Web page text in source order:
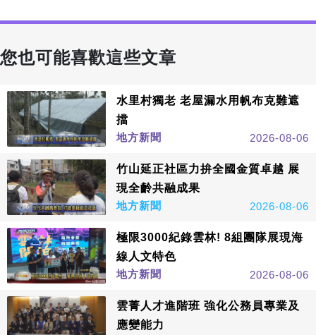
您也可能喜歡這些文章
水里村獨老 老屋漏水用帆布克難遮
擋
地方新聞
2026-08-06
竹山延正社區力拚全國金質卓越 展
現全齡共融成果
地方新聞
2026-08-06
極限3000紀錄雲林! 8組團隊展現海
線人文特色
地方新聞
2026-08-06
雲菁人才進階班 強化公務員專業及
應變能力